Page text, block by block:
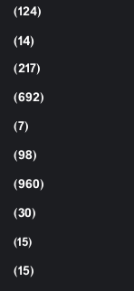
(124)
(14)
(217)
(692)
(7)
(98)
(960)
(30)
(15)
(15)